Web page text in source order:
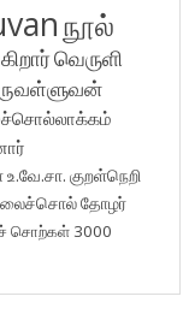
நூல்
வெருளி
உ.வே.சா. குறள்நெறி
தோழர்
சொற்கள் 3000